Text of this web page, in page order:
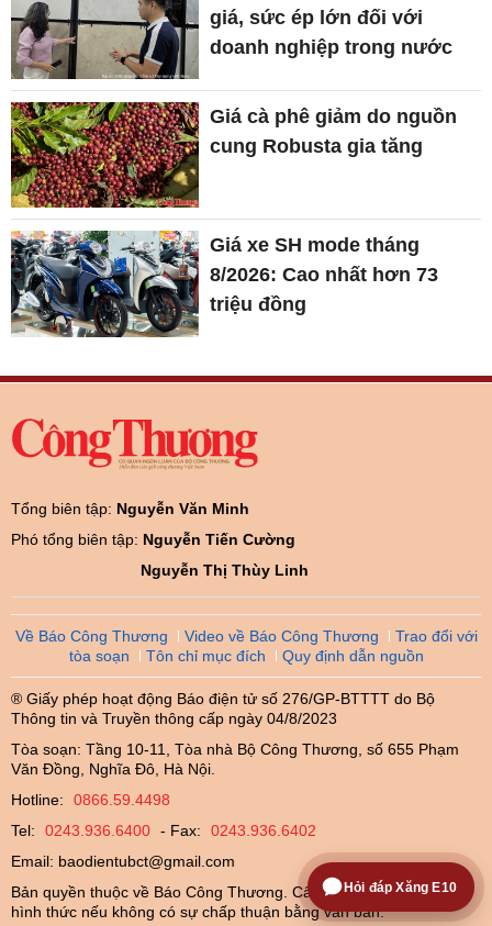
giá, sức ép lớn đối với
doanh nghiệp trong nước
Giá cà phê giảm do nguồn
cung Robusta gia tăng
Giá xe SH mode tháng
8/2026: Cao nhất hơn 73
triệu đồng
Tổng biên tập: Nguyễn Văn Minh
Phó tổng biên tập: Nguyễn Tiến Cường
Nguyễn Thị Thùy Linh
Về Báo Công Thương Video về Báo Công Thương
Trao đổi với
tòa soạn
Tôn chỉ mục đích Quy định dẫn nguồn
® Giấy phép hoạt động Báo điện tử số 276/GP-BTTTT do Bộ
Thông tin và Truyền thông cấp ngày 04/8/2023
Tòa soạn: Tầng 10-11, Tòa nhà Bộ Công Thương, số 655 Phạm
Văn Đồng, Nghĩa Đô, Hà Nội.
Hotline:
0866.59.4498
Tel:
0243.936.6400 - Fax:
0243.936.6402
Email: baodientubct@gmail.com
Bản quyền thuộc về Báo Công Thương. Cấm sao chép dưới mọi
hình thức nếu không có sự chấp thuận bằng văn bản.
Hỏi đáp Xăng E10